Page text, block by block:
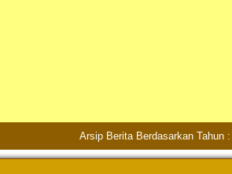
Arsip Berita Berdasarkan Tahun :